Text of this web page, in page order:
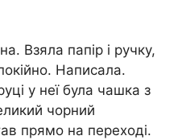
Взяла папір і ручку,
Написала.
у неї була чашка з
чорний
прямо на переході.